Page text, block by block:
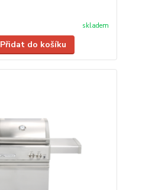
skladem
Přidat do košíku